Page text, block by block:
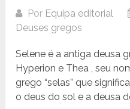
Por Equipa editorial
Deuses gregos
Selene é a antiga deusa
Hyperion e Thea , seu
grego “selas” que
o deus do sol e a deusa